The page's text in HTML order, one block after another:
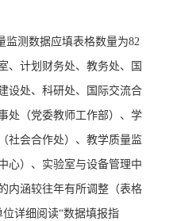
监测数据应填表格数量为82
、计划财务处、教务处、国
设处、科研处、国际交流合
处 （党委教师工作部） 、学
社会合作处）、教学质量监
心）、实验室与设备管理中
内涵较往年有所调整（表格
位详细阅读“数据填报指